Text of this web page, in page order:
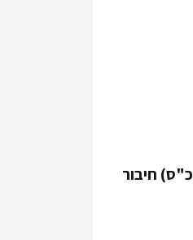
חשמלי (15 כ"ס), הונדה בנזין (22 כ"ס) חיבור